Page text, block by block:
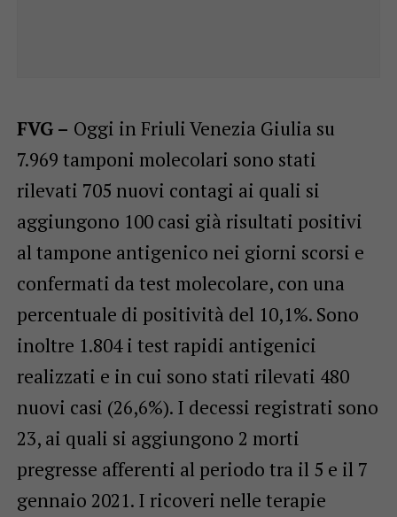
FVG – Oggi in Friuli Venezia Giulia su
7.969 tamponi molecolari sono stati
rilevati 705 nuovi contagi ai quali si
aggiungono 100 casi già risultati positivi
al tampone antigenico nei giorni scorsi e
confermati da test molecolare, con una
percentuale di positività del 10,1%. Sono
inoltre 1.804 i test rapidi antigenici
realizzati e in cui sono stati rilevati 480
nuovi casi (26,6%). I decessi registrati sono
23, ai quali si aggiungono 2 morti
pregresse afferenti al periodo tra il 5 e il 7
gennaio 2021. I ricoveri nelle terapie